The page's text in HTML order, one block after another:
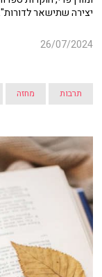
יצירה שתישאר
26/07/2024
תרבות מחזה